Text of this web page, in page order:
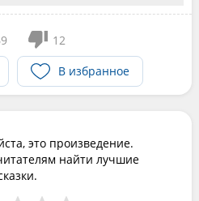
12
В избранное
это произведение.
найти лучшие